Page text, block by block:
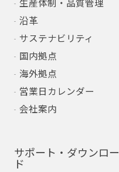
生産体制・品質管理
沿革
サステナビリティ
国内拠点
海外拠点
営業日カレンダー
会社案内
サポート・ダウンロー
ド